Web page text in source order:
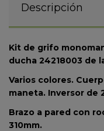
Descripción
Kit de grifo
ducha 24218003 de
Varios colores.
maneta. Inversor de
Brazo a pared con
310mm.